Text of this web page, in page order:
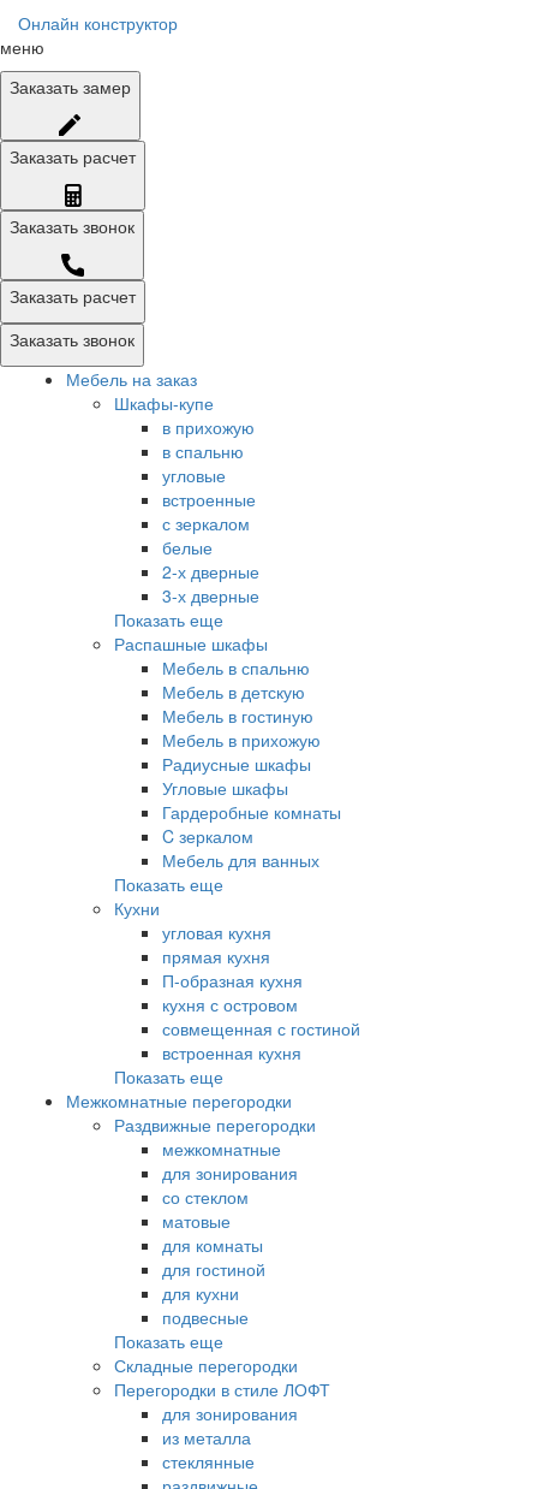
Онлайн конструктор
меню
Заказать замер
Заказать расчет
Заказать звонок
Заказать расчет
Заказать звонок
Мебель на заказ
Шкафы-купе
в прихожую
в спальню
угловые
встроенные
с зеркалом
белые
2-х дверные
3-х дверные
Показать еще
Распашные шкафы
Мебель в спальню
Мебель в детскую
Мебель в гостиную
Мебель в прихожую
Радиусные шкафы
Угловые шкафы
Гардеробные комнаты
C зеркалом
Мебель для ванных
Показать еще
Кухни
угловая кухня
прямая кухня
П-образная кухня
кухня с островом
совмещенная с гостиной
встроенная кухня
Показать еще
Межкомнатные перегородки
Раздвижные перегородки
межкомнатные
для зонирования
со стеклом
матовые
для комнаты
для гостиной
для кухни
подвесные
Показать еще
Складные перегородки
Перегородки в стиле ЛОФТ
для зонирования
из металла
стеклянные